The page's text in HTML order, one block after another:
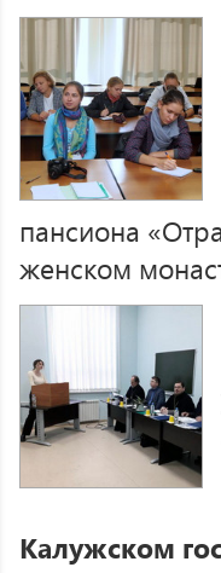
пансиона
женском
Калужском